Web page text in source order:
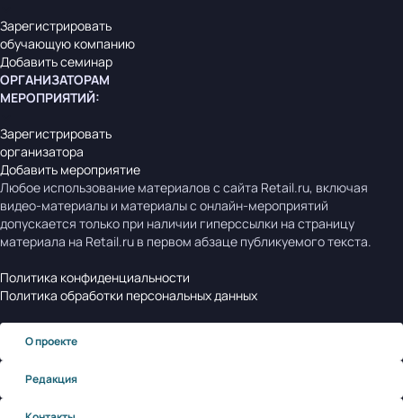
Зарегистрировать
обучающую компанию
Добавить семинар
ОРГАНИЗАТОРАМ
МЕРОПРИЯТИЙ:
Зарегистрировать
организатора
Добавить мероприятие
Любое использование материалов с сайта Retail.ru, включая
видео-материалы и материалы с онлайн-мероприятий
допускается только при наличии гиперссылки на страницу
материала на Retail.ru в первом абзаце публикуемого текста.
Политика конфиденциальности
Политика обработки персональных данных
О проекте
Редакция